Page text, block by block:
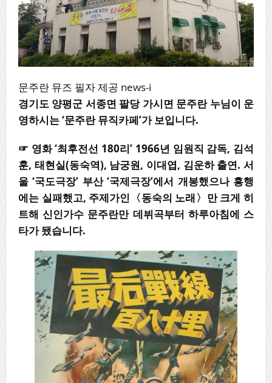
문주란 뮤즈 필자 제공 news-i
경기도 양평군 서종면 팔당 가시면 문주란 누님이 운
영하시는‘문주란 뮤직카페’가 보입니다.
☞ 영화‘최후전선 180리’ 1966년 임원직 감독, 김석
훈, 태현실(동숙역), 남궁원, 이대엽, 김운하 출연.서
울‘국도극장’ 부산‘국제극장’에서 개봉했으나 흥행
에는 실패했고, 주제가인 〈동숙의 노래〉 만 크게 히
트해 신인가수 문주란만 데뷔곡부터 하루아침에 스
타가 됐습니다.